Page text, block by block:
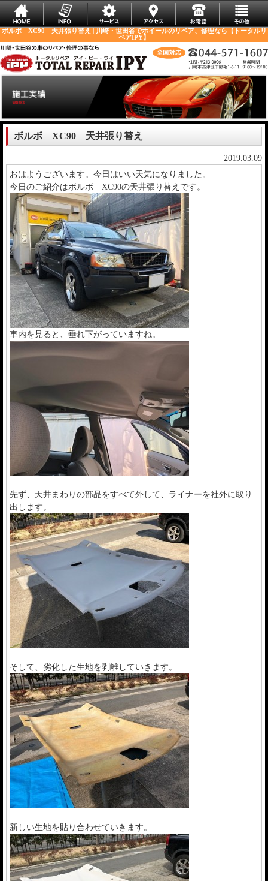
ボルボ XC90 天井張り替え | 川崎・世田谷でホイールのリペア、修理なら【トータルリ
ペアIPY】
ボルボ XC90 天井張り替え
2019.03.09
おはようございます。今日はいい天気になりました。
今日のご紹介はボルボ XC90の天井張り替えです。
車内を見ると、垂れ下がっていますね。
先ず、天井まわりの部品をすべて外して、ライナーを社外に取り
出します。
そして、劣化した生地を剥離していきます。
新しい生地を貼り合わせていきます。